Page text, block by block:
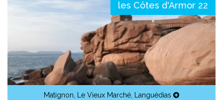
les Côtes d'Armor 22
Matignon, Le Vieux Marché, Languédias